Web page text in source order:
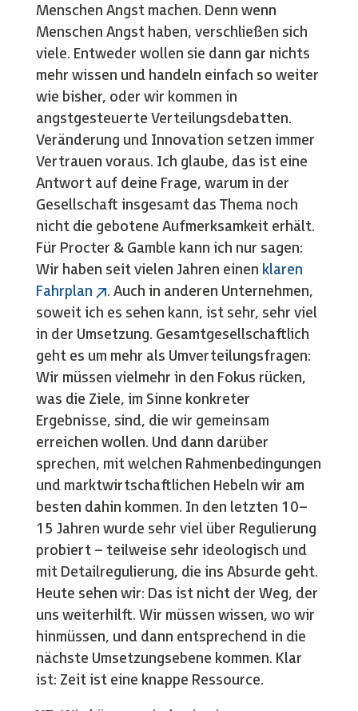
Menschen Angst machen. Denn wenn
Menschen Angst haben, verschließen sich
viele. Entweder wollen sie dann gar nichts
mehr wissen und handeln einfach so weiter
wie bisher, oder wir kommen in
angstgesteuerte Verteilungsdebatten.
Veränderung und Innovation setzen immer
Vertrauen voraus. Ich glaube, das ist eine
Antwort auf deine Frage, warum in der
Gesellschaft insgesamt das Thema noch
nicht die gebotene Aufmerksamkeit erhält.
Für Procter & Gamble kann ich nur sagen:
Wir haben seit vielen Jahren einen klaren
Fahrplan
. Auch in anderen Unternehmen,
soweit ich es sehen kann, ist sehr, sehr viel
in der Umsetzung. Gesamtgesellschaftlich
geht es um mehr als Umverteilungsfragen:
Wir müssen vielmehr in den Fokus rücken,
was die Ziele, im Sinne konkreter
Ergebnisse, sind, die wir gemeinsam
erreichen wollen. Und dann darüber
sprechen, mit welchen Rahmenbedingungen
und marktwirtschaftlichen Hebeln wir am
besten dahin kommen. In den letzten 10–
15 Jahren wurde sehr viel über Regulierung
probiert – teilweise sehr ideologisch und
mit Detailregulierung, die ins Absurde geht.
Heute sehen wir: Das ist nicht der Weg, der
uns weiterhilft. Wir müssen wissen, wo wir
hinmüssen, und dann entsprechend in die
nächste Umsetzungsebene kommen. Klar
ist: Zeit ist eine knappe Ressource.